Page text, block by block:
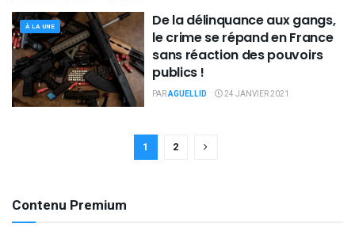
À LA UNE
De la délinquance aux gangs,
le crime se répand en France
sans réaction des pouvoirs
publics !
PARAGUELLID 24 JANVIER 2021
1 2
Contenu Premium